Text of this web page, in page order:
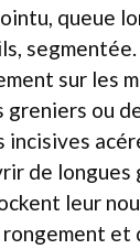
queue
sur les
greniers ou
incisives
de longues
leur
et